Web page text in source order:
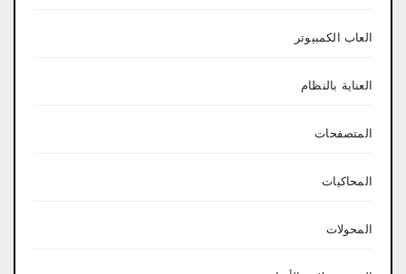
العاب الكمبيوتر
العناية بالنظام
المتصفحات
المحاكيات
المحولات